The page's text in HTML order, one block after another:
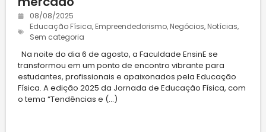
08/08/2025
Educação Física, Empreendedorismo, Negócios, Notícias,
Sem categoria
Na noite do dia 6 de agosto, a Faculdade EnsinE se
transformou em um ponto de encontro vibrante para
estudantes, profissionais e apaixonados pela Educação
Física. A edição 2025 da Jornada de Educação Física, com
o tema “Tendências e (...)